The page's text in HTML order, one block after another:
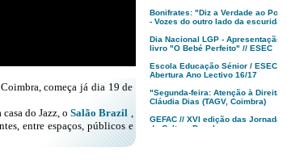
começa já dia 19 de
casa do Jazz, oSalão Brazil ,
entre espaços, públicos e
Bonifrates: "Diz a Verdade ao Poder
- Vozes do outro lado da escuridão"
Dia Nacional LGP - Apresentação
livro "O Bebé Perfeito" // ESEC
Escola Educação Sénior / ESEC -
Abertura Ano Lectivo 16/17
"Segunda-feira: Atenção à Direita!",
Cláudia Dias (TAGV, Coimbra)
GEFAC // XVI edição das Jornadas
de Cultura Popular